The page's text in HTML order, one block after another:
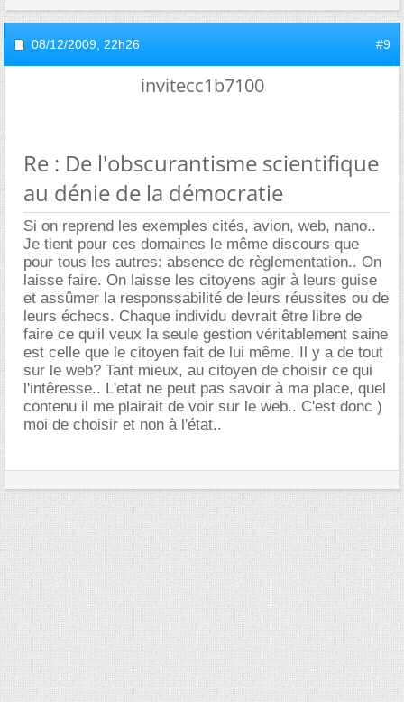
08/12/2009, 22h26 #9
invitecc1b7100
Re : De l'obscurantisme scientifique
au dénie de la démocratie
Si on reprend les exemples cités, avion, web, nano..
Je tient pour ces domaines le même discours que
pour tous les autres: absence de règlementation.. On
laisse faire. On laisse les citoyens agir à leurs guise
et assûmer la responssabilité de leurs réussites ou de
leurs échecs. Chaque individu devrait être libre de
faire ce qu'il veux la seule gestion véritablement saine
est celle que le citoyen fait de lui même. Il y a de tout
sur le web? Tant mieux, au citoyen de choisir ce qui
l'intêresse.. L'etat ne peut pas savoir à ma place, quel
contenu il me plairait de voir sur le web.. C'est donc )
moi de choisir et non à l'état..